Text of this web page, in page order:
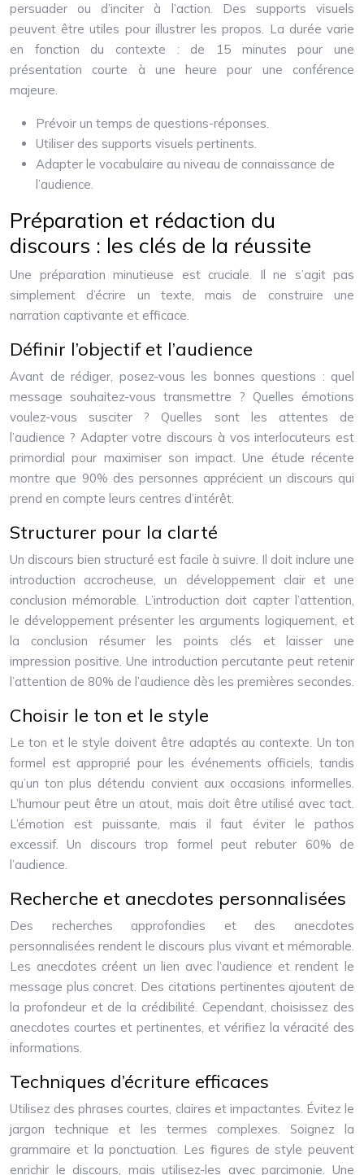
persuader ou d’inciter à l’action. Des supports visuels
peuvent être utiles pour illustrer les propos. La durée varie
en fonction du contexte : de 15 minutes pour une
présentation courte à une heure pour une conférence
majeure.
Prévoir un temps de questions-réponses.
Utiliser des supports visuels pertinents.
Adapter le vocabulaire au niveau de connaissance de
l’audience.
Préparation et rédaction du
discours : les clés de la réussite
Une préparation minutieuse est cruciale. Il ne s’agit pas
simplement d’écrire un texte, mais de construire une
narration captivante et efficace.
Définir l’objectif et l’audience
Avant de rédiger, posez-vous les bonnes questions : quel
message souhaitez-vous transmettre ? Quelles émotions
voulez-vous susciter ? Quelles sont les attentes de
l’audience ? Adapter votre discours à vos interlocuteurs est
primordial pour maximiser son impact. Une étude récente
montre que 90% des personnes apprécient un discours qui
prend en compte leurs centres d’intérêt.
Structurer pour la clarté
Un discours bien structuré est facile à suivre. Il doit inclure une
introduction accrocheuse, un développement clair et une
conclusion mémorable. L’introduction doit capter l’attention,
le développement présenter les arguments logiquement, et
la conclusion résumer les points clés et laisser une
impression positive. Une introduction percutante peut retenir
l’attention de 80% de l’audience dès les premières secondes.
Choisir le ton et le style
Le ton et le style doivent être adaptés au contexte. Un ton
formel est approprié pour les événements officiels, tandis
qu’un ton plus détendu convient aux occasions informelles.
L’humour peut être un atout, mais doit être utilisé avec tact.
L’émotion est puissante, mais il faut éviter le pathos
excessif. Un discours trop formel peut rebuter 60% de
l’audience.
Recherche et anecdotes personnalisées
Des recherches approfondies et des anecdotes
personnalisées rendent le discours plus vivant et mémorable.
Les anecdotes créent un lien avec l’audience et rendent le
message plus concret. Des citations pertinentes ajoutent de
la profondeur et de la crédibilité. Cependant, choisissez des
anecdotes courtes et pertinentes, et vérifiez la véracité des
informations.
Techniques d’écriture efficaces
Utilisez des phrases courtes, claires et impactantes. Évitez le
jargon technique et les termes complexes. Soignez la
grammaire et la ponctuation. Les figures de style peuvent
enrichir le discours, mais utilisez-les avec parcimonie. Une